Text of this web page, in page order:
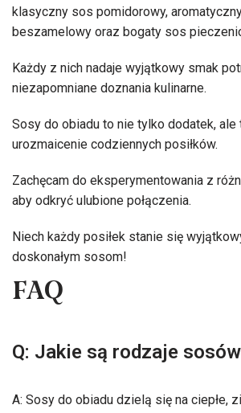
klasyczny sos pomidorowy,
beszamelowy oraz bogaty sos
Każdy z nich nadaje wyjątkowy smak
niezapomniane doznania kulinarne.
Sosy do obiadu to nie tylko dodatek,
urozmaicenie codziennych posiłków.
Zachęcam do eksperymentowania z
aby odkryć ulubione połączenia.
Niech każdy posiłek stanie się
doskonałym sosom!
FAQ
Q: Jakie są rodzaje
A: Sosy do obiadu dzielą się na ciepłe,